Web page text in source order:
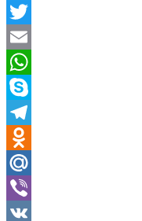
Facebook
Twitter
Email
WhatsApp
Skype
Telegram
Odnoklassniki
Mail.Ru
Viber